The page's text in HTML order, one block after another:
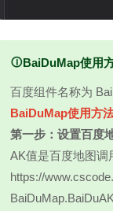
BaiDuMap使用
百度组件名称为
BaiDuMap使用方
第一步：设置百度
AK值是百度地图调
https://